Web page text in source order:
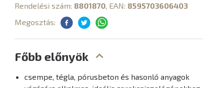
Rendelési szám: 8801870 , EAN: 8595703606403
Megosztás:
Főbb előnyök
csempe, tégla, pórusbeton és hasonló anyagok